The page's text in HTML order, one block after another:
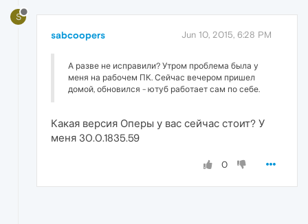
S
sabcoopers Jun 10, 2015, 6:28 PM
А разве не исправили? Утром проблема была у
меня на рабочем ПК. Сейчас вечером пришел
домой, обновился - ютуб работает сам по себе.
Какая версия Оперы у вас сейчас стоит? У
меня 30.0.1835.59
0